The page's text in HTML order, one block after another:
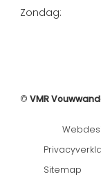
Zondag:
© VMR
Sitemap